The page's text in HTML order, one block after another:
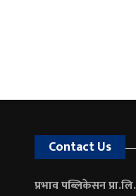
Contact Us
प्रभाव पब्लिकेसन प्रा.लि.